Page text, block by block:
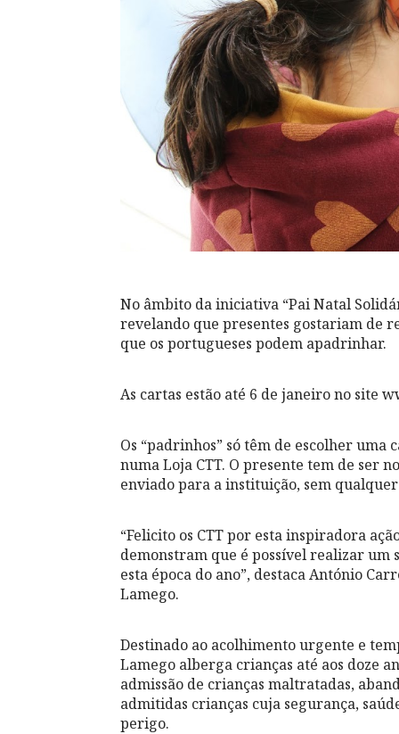
No âmbito da iniciativa “Pai Natal
revelando que presentes gostariam de
que os portugueses podem apadrinhar.
As cartas estão até 6 de janeiro no site
Os “padrinhos” só têm de escolher
numa Loja CTT. O presente tem de ser
enviado para a instituição, sem
“Felicito os CTT por esta inspiradora
demonstram que é possível realizar um
esta época do ano”, destaca António
Lamego.
Destinado ao acolhimento urgente e
Lamego alberga crianças até aos doze
admissão de crianças maltratadas,
admitidas crianças cuja segurança,
perigo.